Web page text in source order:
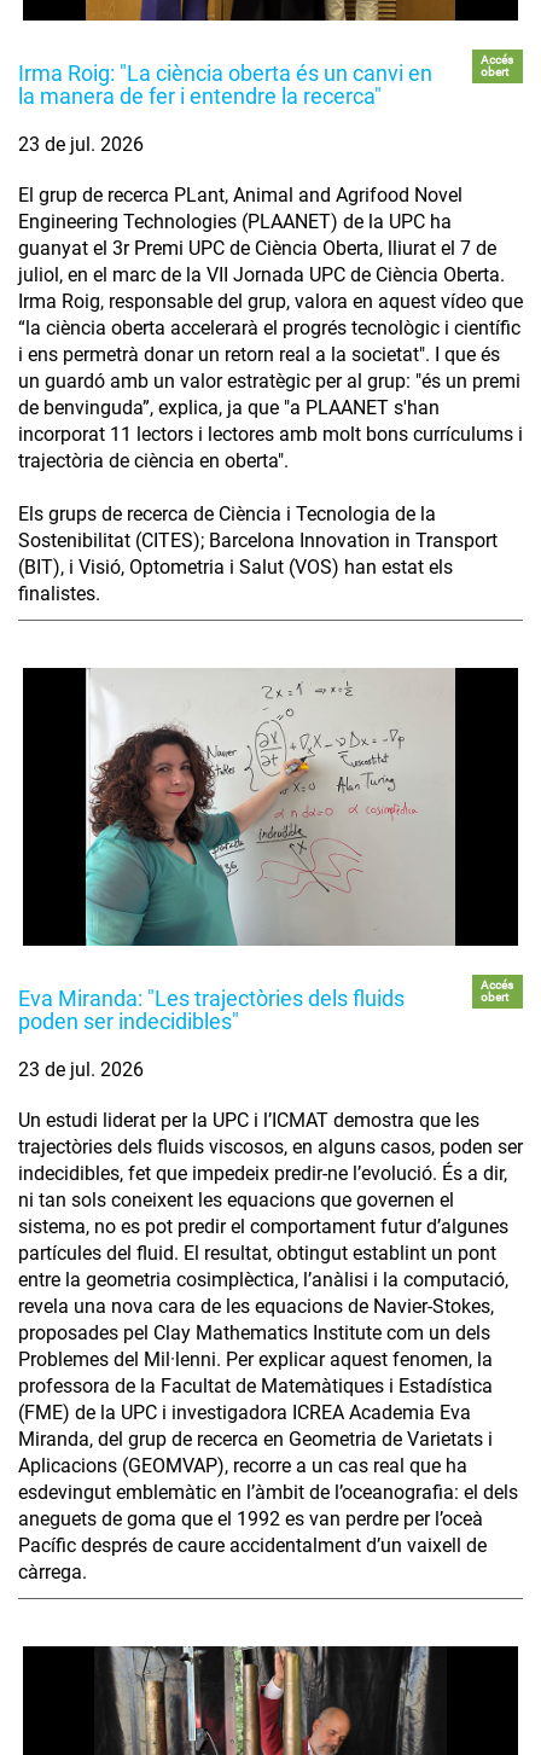
Irma Roig: "La ciència oberta és un canvi en
la manera de fer i entendre la recerca"
Accés
obert
23 de jul. 2026
El grup de recerca PLant, Animal and Agrifood Novel
Engineering Technologies (PLAANET) de la UPC ha
guanyat el 3r Premi UPC de Ciència Oberta, lliurat el 7 de
juliol, en el marc de la VII Jornada UPC de Ciència Oberta.
Irma Roig, responsable del grup, valora en aquest vídeo que
“la ciència oberta accelerarà el progrés tecnològic i científic
i ens permetrà donar un retorn real a la societat". I que és
un guardó amb un valor estratègic per al grup: "és un premi
de benvinguda”, explica, ja que "a PLAANET s'han
incorporat 11 lectors i lectores amb molt bons currículums i
trajectòria de ciència en oberta".
Els grups de recerca de Ciència i Tecnologia de la
Sostenibilitat (CITES); Barcelona Innovation in Transport
(BIT), i Visió, Optometria i Salut (VOS) han estat els
finalistes.
Eva Miranda: "Les trajectòries dels fluids
poden ser indecidibles"
Accés
obert
23 de jul. 2026
Un estudi liderat per la UPC i l’ICMAT demostra que les
trajectòries dels fluids viscosos, en alguns casos, poden ser
indecidibles, fet que impedeix predir-ne l’evolució. És a dir,
ni tan sols coneixent les equacions que governen el
sistema, no es pot predir el comportament futur d’algunes
partícules del fluid. El resultat, obtingut establint un pont
entre la geometria cosimplèctica, l’anàlisi i la computació,
revela una nova cara de les equacions de Navier-Stokes,
proposades pel Clay Mathematics Institute com un dels
Problemes del Mil·lenni. Per explicar aquest fenomen, la
professora de la Facultat de Matemàtiques i Estadística
(FME) de la UPC i investigadora ICREA Academia Eva
Miranda, del grup de recerca en Geometria de Varietats i
Aplicacions (GEOMVAP), recorre a un cas real que ha
esdevingut emblemàtic en l’àmbit de l’oceanografia: el dels
aneguets de goma que el 1992 es van perdre per l’oceà
Pacífic després de caure accidentalment d’un vaixell de
càrrega.